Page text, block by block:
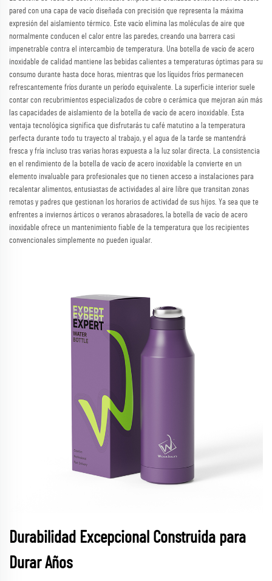
pared con una capa de vacío diseñada con precisión que representa la máxima
expresión del aislamiento térmico. Este vacío elimina las moléculas de aire que
normalmente conducen el calor entre las paredes, creando una barrera casi
impenetrable contra el intercambio de temperatura. Una botella de vacío de acero
inoxidable de calidad mantiene las bebidas calientes a temperaturas óptimas para su
consumo durante hasta doce horas, mientras que los líquidos fríos permanecen
refrescantemente fríos durante un período equivalente. La superficie interior suele
contar con recubrimientos especializados de cobre o cerámica que mejoran aún más
las capacidades de aislamiento de la botella de vacío de acero inoxidable. Esta
ventaja tecnológica significa que disfrutarás tu café matutino a la temperatura
perfecta durante todo tu trayecto al trabajo, y el agua de la tarde se mantendrá
fresca y fría incluso tras varias horas expuesta a la luz solar directa. La consistencia
en el rendimiento de la botella de vacío de acero inoxidable la convierte en un
elemento invaluable para profesionales que no tienen acceso a instalaciones para
recalentar alimentos, entusiastas de actividades al aire libre que transitan zonas
remotas y padres que gestionan los horarios de actividad de sus hijos. Ya sea que te
enfrentes a inviernos árticos o veranos abrasadores, la botella de vacío de acero
inoxidable ofrece un mantenimiento fiable de la temperatura que los recipientes
convencionales simplemente no pueden igualar.
Durabilidad Excepcional Construida para
Durar Años